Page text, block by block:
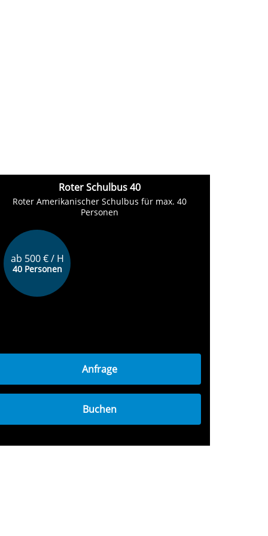
Roter Schulbus 40
Roter Amerikanischer Schulbus für max. 40
Personen
ab 500 € / H
40 Personen
Anfrage
Buchen